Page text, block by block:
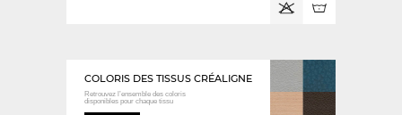
COLORIS DES TISSUS CRÉALIGNE
Retrouvez l’ensemble des coloris
disponibles pour chaque tissu